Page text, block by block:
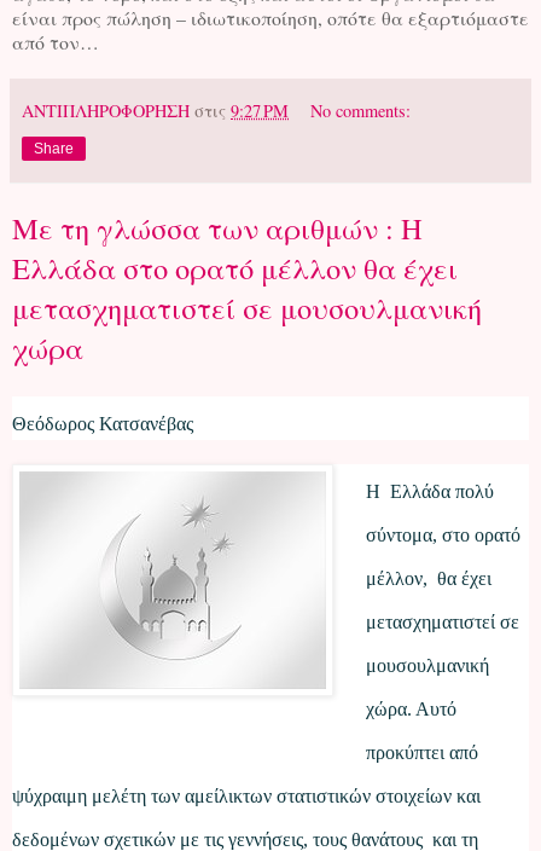
είναι προς πώληση – ιδιωτικοποίηση, οπότε θα εξαρτιόμαστε
από τον…
ΑΝΤΙΠΛΗΡΟΦΟΡΗΣΗ στις 9:27 PM No comments:
Share
Με τη γλώσσα των αριθμών : Η
Ελλάδα στο ορατό μέλλον θα έχει
μετασχηματιστεί σε μουσουλμανική
χώρα
Θεόδωρος Κατσανέβας
Η Ελλάδα πολύ
σύντομα, στο ορατό
μέλλον, θα έχει
μετασχηματιστεί σε
μουσουλμανική
χώρα. Αυτό
προκύπτει από
ψύχραιμη μελέτη των αμείλικτων στατιστικών στοιχείων και
δεδομένων σχετικών με τις γεννήσεις, τους θανάτους και τη